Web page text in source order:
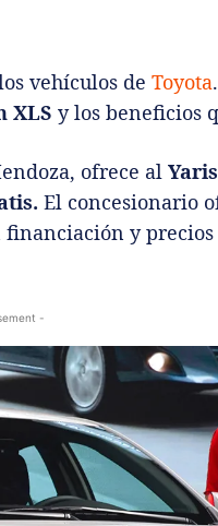
vehículos de Toyota
XLS y los beneficios
ofrece al Yaris
El concesionario
financiación y
-